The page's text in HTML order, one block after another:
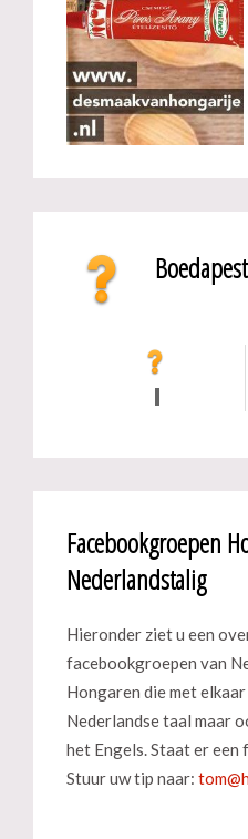
Boedapest
Facebookgroepen
Nederlandstalig
Hieronder ziet u een
facebookgroepen van
Hongaren die met
Nederlandse taal maar
het Engels. Staat er
Stuur uw tip naar: